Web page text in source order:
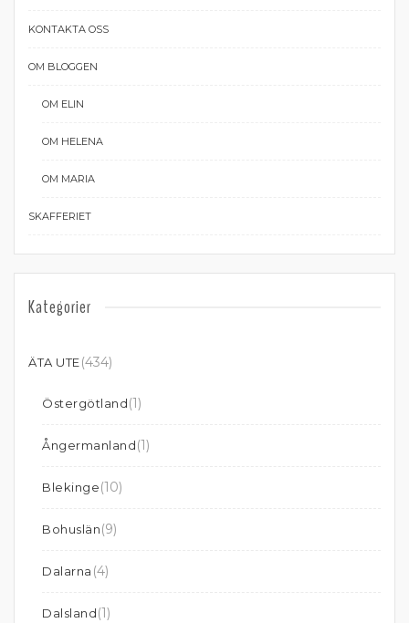
KONTAKTA OSS
OM BLOGGEN
OM ELIN
OM HELENA
OM MARIA
SKAFFERIET
Kategorier
ÄTA UTE(434)
Östergötland(1)
Ångermanland(1)
Blekinge(10)
Bohuslän(9)
Dalarna (4)
Dalsland(1)